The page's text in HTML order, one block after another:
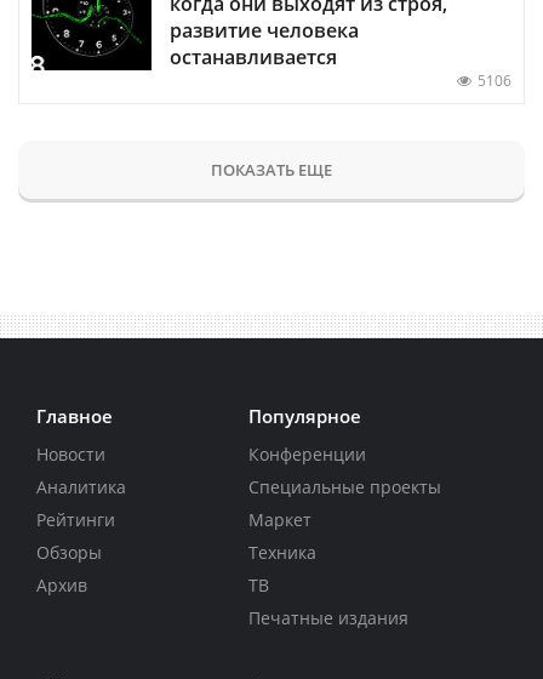
развитие человека
останавливается
5106
ПОКАЗАТЬ ЕЩЕ
Главное
Новости
Аналитика
Рейтинги
Обзоры
Архив
Популярное
Конференции
Специальные проекты
Маркет
Техника
ТВ
Печатные издания